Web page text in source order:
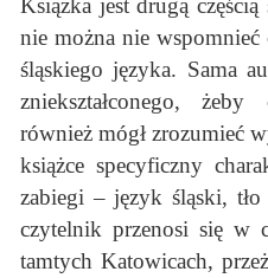
Książka jest drugą
nie można nie
śląskiego języka. Sama
zniekształconego,
również mógł zrozumieć
książce specyficzny
zabiegi – język śląski,
czytelnik przenosi się w
tamtych Katowicach,